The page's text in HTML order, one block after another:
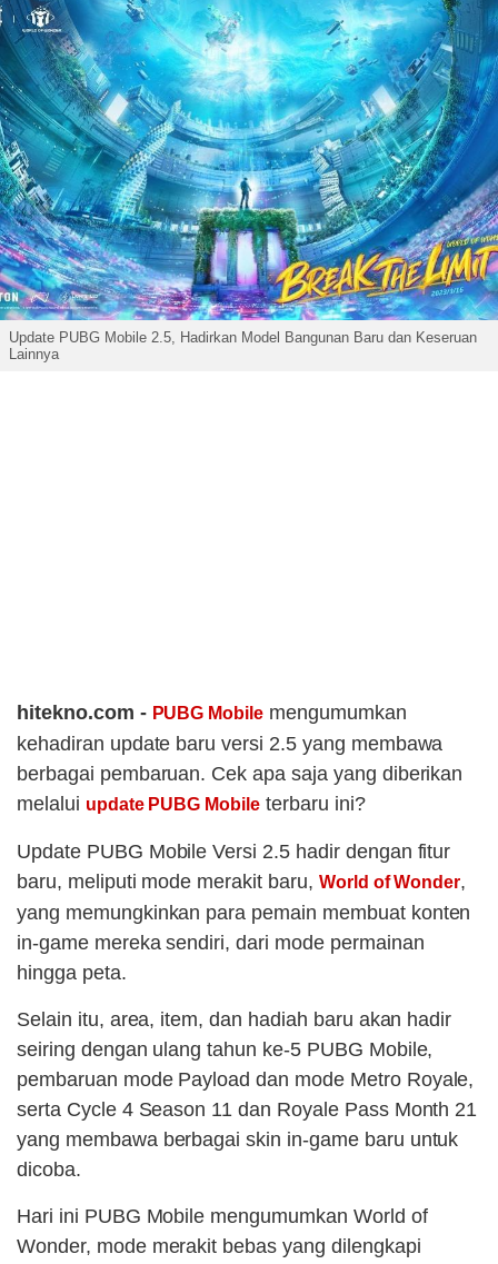
Update PUBG Mobile 2.5, Hadirkan Model Bangunan Baru dan Keseruan
Lainnya
hitekno.com - PUBG Mobile mengumumkan
kehadiran update baru versi 2.5 yang membawa
berbagai pembaruan. Cek apa saja yang diberikan
melalui update PUBG Mobile terbaru ini?
Update PUBG Mobile Versi 2.5 hadir dengan fitur
baru, meliputi mode merakit baru, World of Wonder,
yang memungkinkan para pemain membuat konten
in-game mereka sendiri, dari mode permainan
hingga peta.
Selain itu, area, item, dan hadiah baru akan hadir
seiring dengan ulang tahun ke-5 PUBG Mobile,
pembaruan mode Payload dan mode Metro Royale,
serta Cycle 4 Season 11 dan Royale Pass Month 21
yang membawa berbagai skin in-game baru untuk
dicoba.
Hari ini PUBG Mobile mengumumkan World of
Wonder, mode merakit bebas yang dilengkapi